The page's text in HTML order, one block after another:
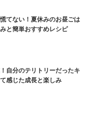
てない！夏休みのお昼ごは
と簡単おすすめレシピ
自分のテリトリーだったキ
感じた成長と楽しみ